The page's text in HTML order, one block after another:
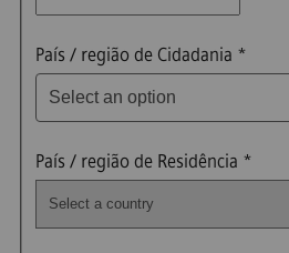
País / região de Cidadania *
Select an option
País / região de Residência *